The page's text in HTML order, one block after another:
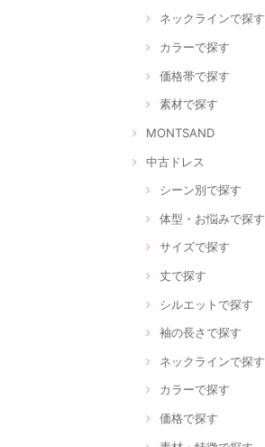
ネックラインで探す
カラーで探す
価格帯で探す
素材で探す
MONTSAND
中古ドレス
シーン別で探す
体型・お悩みで探す
サイズで探す
丈で探す
シルエットで探す
袖の長さで探す
ネックラインで探す
カラーで探す
価格で探す